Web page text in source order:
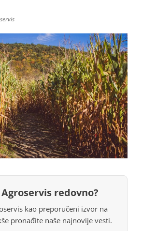
redovno?
kao preporučeni izvor na
pronađite naše najnovije vesti.